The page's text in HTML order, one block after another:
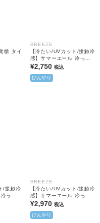
糖 タイ
BREEZE
【冷たい/UVカット/接触冷
感】サマーエール 冷っほ
ーい！Tシャツ(大人サイズ)
¥2,750 税込
ひんやり
/接触冷
っほ
付きT
BREEZE
【冷たい/UVカット/接触冷
感】サマーエール 冷っほ
ーい！保冷剤ベスト付きT
¥2,970 税込
ひんやり